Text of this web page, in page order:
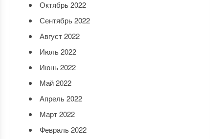
Октябрь 2022
Сентябрь 2022
Август 2022
Июль 2022
Июнь 2022
Май 2022
Апрель 2022
Март 2022
Февраль 2022